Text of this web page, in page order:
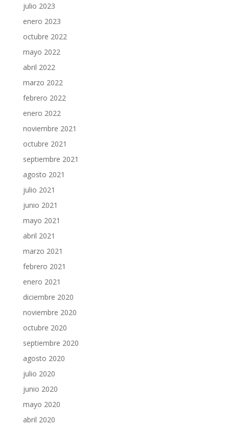
julio 2023
enero 2023
octubre 2022
mayo 2022
abril 2022
marzo 2022
febrero 2022
enero 2022
noviembre 2021
octubre 2021
septiembre 2021
agosto 2021
julio 2021
junio 2021
mayo 2021
abril 2021
marzo 2021
febrero 2021
enero 2021
diciembre 2020
noviembre 2020
octubre 2020
septiembre 2020
agosto 2020
julio 2020
junio 2020
mayo 2020
abril 2020